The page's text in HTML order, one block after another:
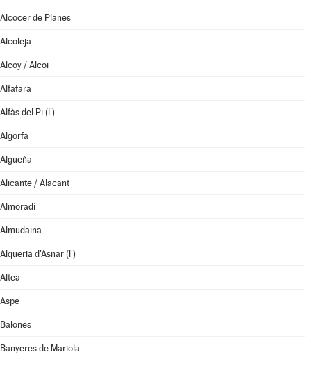
Alcocer de Planes
Alcoleja
Alcoy / Alcoi
Alfafara
Alfàs del Pi (l')
Algorfa
Algueña
Alicante / Alacant
Almoradí
Almudaina
Alqueria d'Asnar (l')
Altea
Aspe
Balones
Banyeres de Mariola